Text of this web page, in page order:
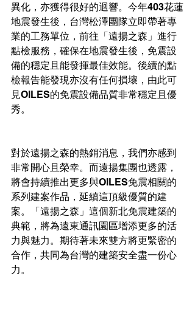
異化，亦獲得很好的迴響。今年403花蓮
地震發生後，台灣松澤團隊立即帶著專
業的工務單位，前往「遠揚之森」進行
點檢服務，確保在地震發生後，免震設
備的穩定且能發揮最佳效能。後續的點
檢報告能發現亦沒有任何損壞，由此可
見OILES的免震設備品質非常穩定且優
秀。
對於遠揚之森的熱銷消息，我們亦感到
非常開心且榮幸。而遠揚集團也透露，
將會持續推出更多與OILES免震相關的
系列建案作品，延續這頂級優質的建
案。「遠揚之森」這個新北免震建築的
典範，將為遠東通訊園區增添更多的活
力與魅力。期待著未來雙方將更緊密的
合作，共同為台灣的建築安全盡一份心
力。